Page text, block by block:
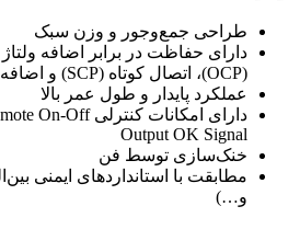
طراحی جمع‌وجور و وزن سبک
(OCP)، اتصال کوتاه (SCP) و اضافه دما (OTP)
عملکرد پایدار و طول عمر بالا
Output OK Signal
خنک‌سازی توسط فن
و…)